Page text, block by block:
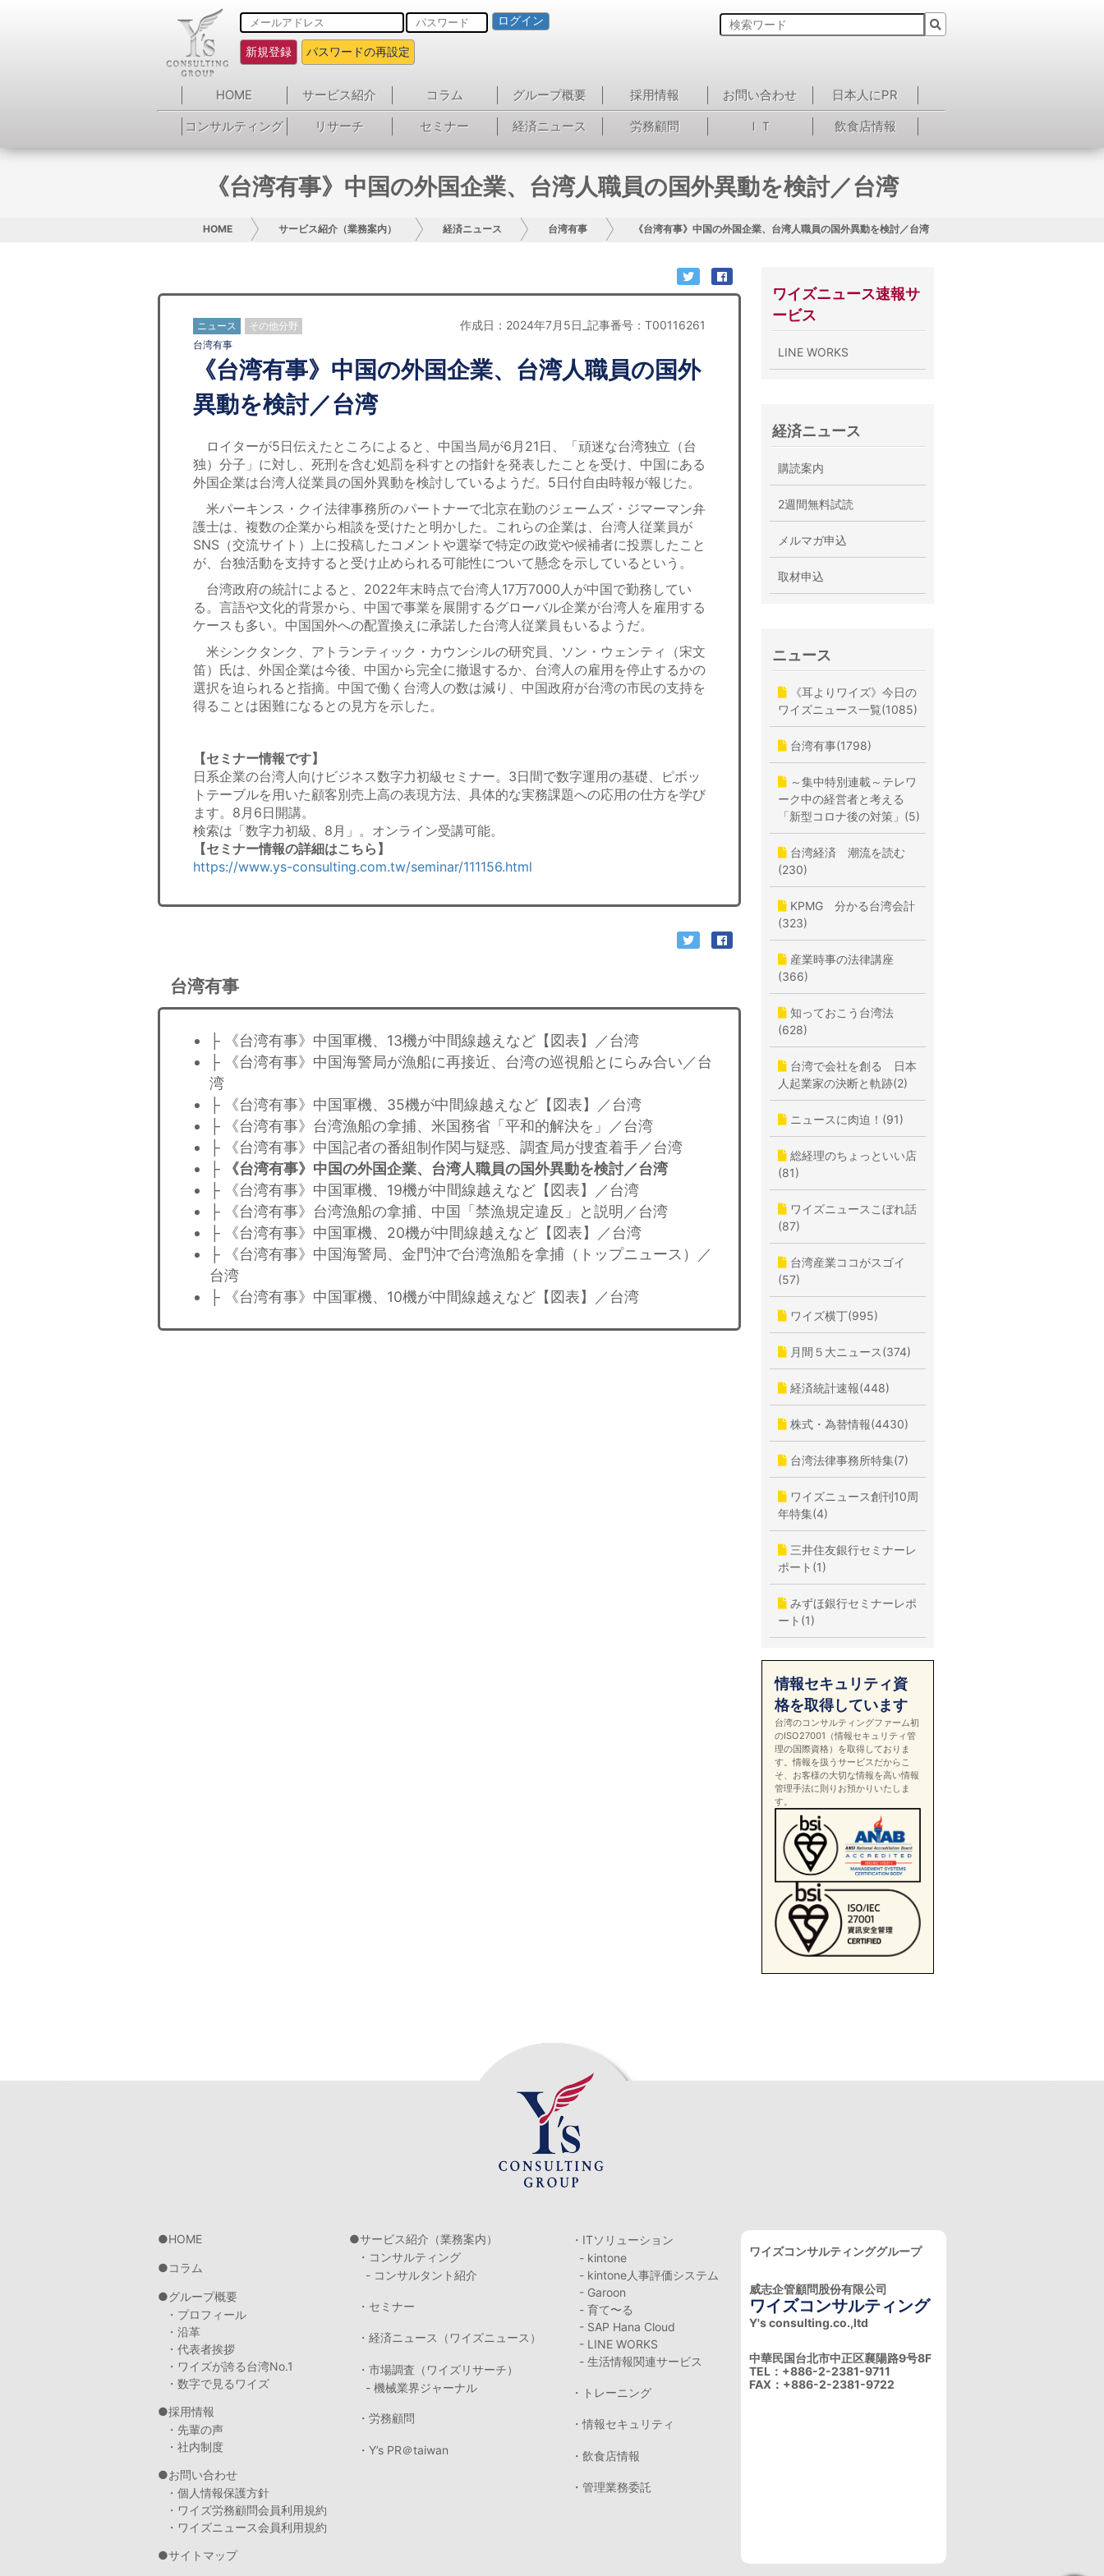
ログイン
新規登録 パスワードの再設定
HOME サービス紹介 コラム グループ概要 採用情報 お問い合わせ
日本人にPR
コンサルティング
リサーチ セミナー 経済ニュース 労務顧問 ＩＴ 飲食店情報
《台湾有事》中国の外国企業、台湾人職員の国外異動を検討／台湾
HOME サービス紹介（業務案内） 経済ニュース 台湾有事 《台湾有事》中国の外国企業、台湾人職員の国外異動を検討／台湾
ニュース その他分野 作成日：2024年7月5日_記事番号：T00116261
台湾有事
《台湾有事》中国の外国企業、台湾人職員の国外
異動を検討／台湾
ロイターが5日伝えたところによると、中国当局が6月21日、「頑迷な台湾独立（台
独）分子」に対し、死刑を含む処罰を科すとの指針を発表したことを受け、中国にある
外国企業は台湾人従業員の国外異動を検討しているようだ。5日付自由時報が報じた。
米パーキンス・クイ法律事務所のパートナーで北京在勤のジェームズ・ジマーマン弁
護士は、複数の企業から相談を受けたと明かした。これらの企業は、台湾人従業員が
SNS（交流サイト）上に投稿したコメントや選挙で特定の政党や候補者に投票したこと
が、台独活動を支持すると受け止められる可能性について懸念を示しているという。
台湾政府の統計によると、2022年末時点で台湾人17万7000人が中国で勤務してい
る。言語や文化的背景から、中国で事業を展開するグローバル企業が台湾人を雇用する
ケースも多い。中国国外への配置換えに承諾した台湾人従業員もいるようだ。
米シンクタンク、アトランティック・カウンシルの研究員、ソン・ウェンティ（宋文
笛）氏は、外国企業は今後、中国から完全に撤退するか、台湾人の雇用を停止するかの
選択を迫られると指摘。中国で働く台湾人の数は減り、中国政府が台湾の市民の支持を
得ることは困難になるとの見方を示した。
【セミナー情報です】
日系企業の台湾人向けビジネス数字力初級セミナー。3日間で数字運用の基礎、ピボッ
トテーブルを用いた顧客別売上高の表現方法、具体的な実務課題への応用の仕方を学び
ます。8月6日開講。
検索は「数字力初級、8月」。オンライン受講可能。
【セミナー情報の詳細はこちら】
https://www.ys-consulting.com.tw/seminar/111156.html
台湾有事
├ 《台湾有事》中国軍機、13機が中間線越えなど【図表】／台湾
├ 《台湾有事》中国海警局が漁船に再接近、台湾の巡視船とにらみ合い／台
湾
├ 《台湾有事》中国軍機、35機が中間線越えなど【図表】／台湾
├ 《台湾有事》台湾漁船の拿捕、米国務省「平和的解決を」／台湾
├ 《台湾有事》中国記者の番組制作関与疑惑、調査局が捜査着手／台湾
├
《台湾有事》中国の外国企業、台湾人職員の国外異動を検討／台湾
├ 《台湾有事》中国軍機、19機が中間線越えなど【図表】／台湾
├ 《台湾有事》台湾漁船の拿捕、中国「禁漁規定違反」と説明／台湾
├ 《台湾有事》中国軍機、20機が中間線越えなど【図表】／台湾
├ 《台湾有事》中国海警局、金門沖で台湾漁船を拿捕（トップニュース）／
台湾
├ 《台湾有事》中国軍機、10機が中間線越えなど【図表】／台湾
ワイズニュース速報サ
ービス
LINE WORKS
経済ニュース
購読案内
2週間無料試読
メルマガ申込
取材申込
ニュース
《耳よりワイズ》今日の
ワイズニュース一覧(1085)
台湾有事(1798)
～集中特別連載～テレワ
ーク中の経営者と考える
「新型コロナ後の対策」(5)
台湾経済 潮流を読む
(230)
KPMG 分かる台湾会計
(323)
産業時事の法律講座
(366)
知っておこう台湾法
(628)
台湾で会社を創る 日本
人起業家の決断と軌跡(2)
ニュースに肉迫！(91)
総経理のちょっといい店
(81)
ワイズニュースこぼれ話
(87)
台湾産業ココがスゴイ
(57)
ワイズ横丁(995)
月間５大ニュース(374)
経済統計速報(448)
株式・為替情報(4430)
台湾法律事務所特集(7)
ワイズニュース創刊10周
年特集(4)
三井住友銀行セミナーレ
ポート(1)
みずほ銀行セミナーレポ
ート(1)
情報セキュリティ資
格を取得しています
台湾のコンサルティングファーム初
のISO27001（情報セキュリティ管
理の国際資格）を取得しておりま
す。情報を扱うサービスだからこ
そ、お客様の大切な情報を高い情報
管理手法に則りお預かりいたしま
す。
HOME
コラム
グループ概要
・プロフィール
・沿革
・代表者挨拶
・ワイズが誇る台湾No.1
・数字で見るワイズ
採用情報
・先輩の声
・社内制度
お問い合わせ
・個人情報保護方針
・ワイズ労務顧問会員利用規約
・ワイズニュース会員利用規約
サイトマップ
サービス紹介（業務案内）
・コンサルティング
- コンサルタント紹介
・セミナー
・経済ニュース（ワイズニュース）
・市場調査（ワイズリサーチ）
- 機械業界ジャーナル
・労務顧問
・Y’s PR＠taiwan
・ITソリューション
- kintone
- kintone人事評価システム
- Garoon
- 育て〜る
- SAP Hana Cloud
- LINE WORKS
- 生活情報関連サービス
・トレーニング
・情報セキュリティ
・飲食店情報
・管理業務委託
ワイズコンサルティンググループ
威志企管顧問股份有限公司
ワイズコンサルティング
Y's consulting.co.,ltd
中華民国台北市中正区襄陽路9号8F
TEL：+886-2-2381-9711
FAX：+886-2-2381-9722